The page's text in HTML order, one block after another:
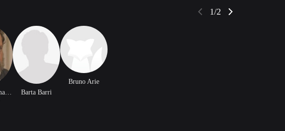
1/2
Roberto Camardiel Barta Barri
Bruno Arie